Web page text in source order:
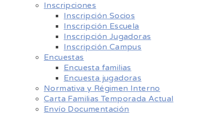
Inscripciones
Inscripción Socios
Inscripción Escuela
Inscripción Jugadoras
Inscripción Campus
Encuestas
Encuesta familias
Encuesta jugadoras
Normativa y Régimen Interno
Carta Familias Temporada Actual
Envío Documentación